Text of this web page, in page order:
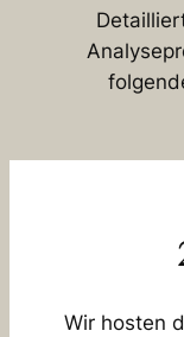
Wir hosten